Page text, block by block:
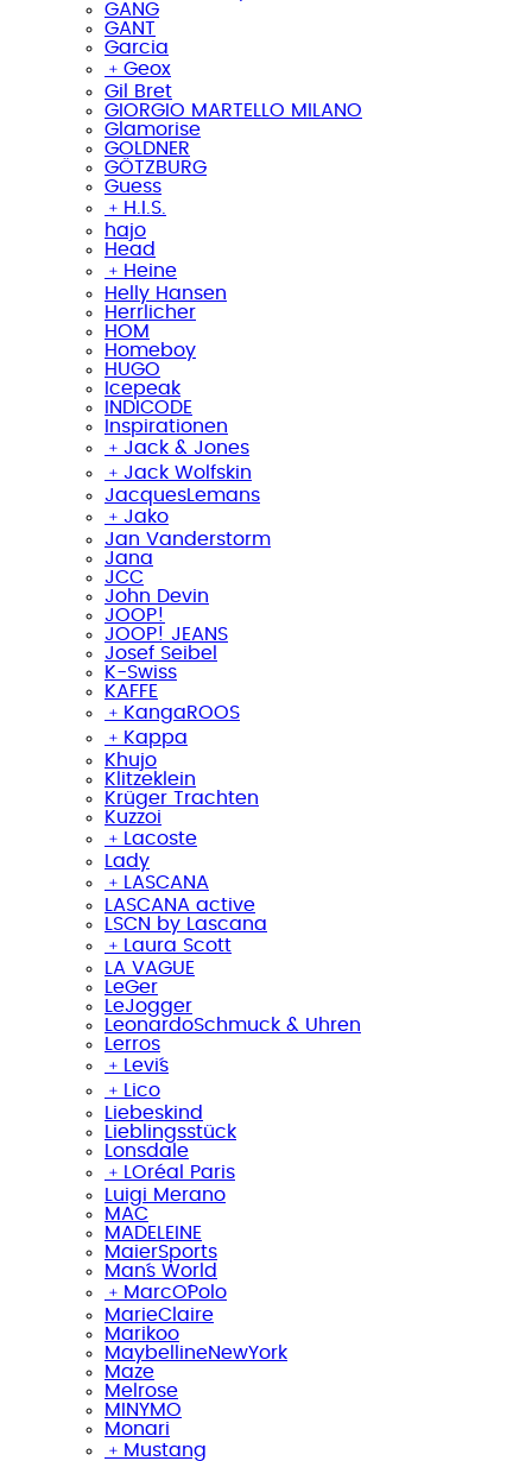
GANG
GANT
Garcia
﹢ Geox
Gil Bret
GIORGIO MARTELLO MILANO
Glamorise
GOLDNER
GÖTZBURG
Guess
﹢ H.I.S.
hajo
Head
﹢ Heine
Helly Hansen
Herrlicher
HOM
Homeboy
HUGO
Icepeak
INDICODE
Inspirationen
﹢ Jack & Jones
﹢ Jack Wolfskin
JacquesLemans
﹢ Jako
Jan Vanderstorm
Jana
JCC
John Devin
JOOP!
JOOP! JEANS
Josef Seibel
K-Swiss
KAFFE
﹢ KangaROOS
﹢ Kappa
Khujo
Klitzeklein
Krüger Trachten
Kuzzoi
﹢
Lacoste
Lady
﹢
LASCANA
LASCANA active
LSCN by Lascana
﹢
Laura Scott
LA VAGUE
LeGer
LeJogger
LeonardoSchmuck & Uhren
Lerros
﹢
Levi´s
﹢
Lico
Liebeskind
Lieblingsstück
Lonsdale
﹢
LOréal Paris
Luigi Merano
MAC
MADELEINE
MaierSports
Man´s World
﹢ MarcO´Polo
MarieClaire
Marikoo
MaybellineNewYork
Maze
Melrose
MINYMO
Monari
﹢ Mustang